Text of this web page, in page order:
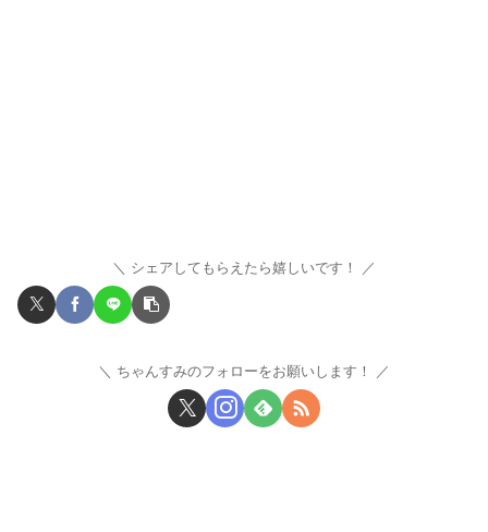
シェアしてもらえたら嬉しいです！
ちゃんすみのフォローをお願いします！